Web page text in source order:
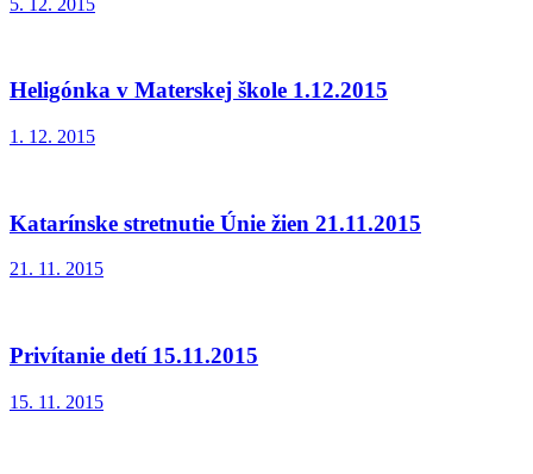
Heligónka v Materskej škole 1.12.2015
1. 12. 2015
Katarínske stretnutie Únie žien 21.11.2015
21. 11. 2015
Privítanie detí 15.11.2015
15. 11. 2015